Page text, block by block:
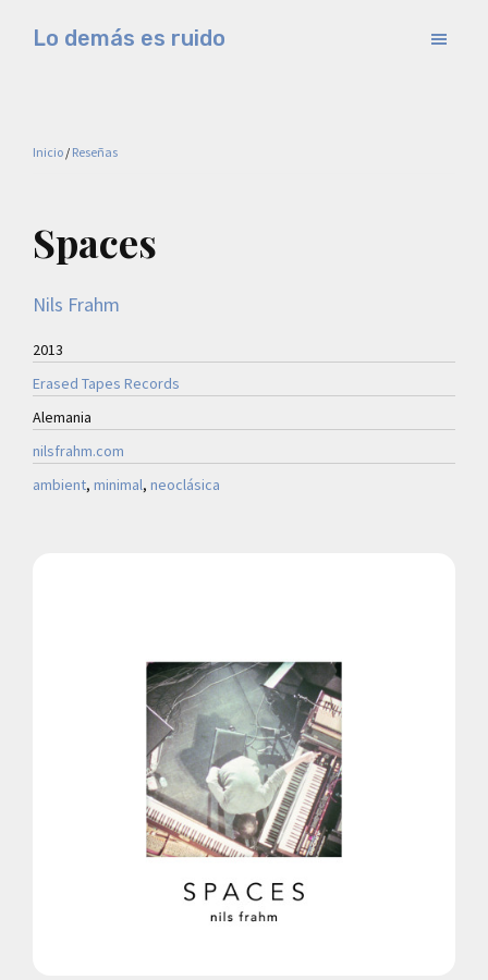
lateral
Lo demás es ruido
experimental
Inicio / Reseñas
Spaces
Nils Frahm
2013
Erased Tapes Records
Alemania
nilsfrahm.com
ambient, minimal, neoclásica